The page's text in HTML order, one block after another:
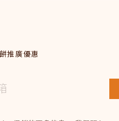
推廣優惠